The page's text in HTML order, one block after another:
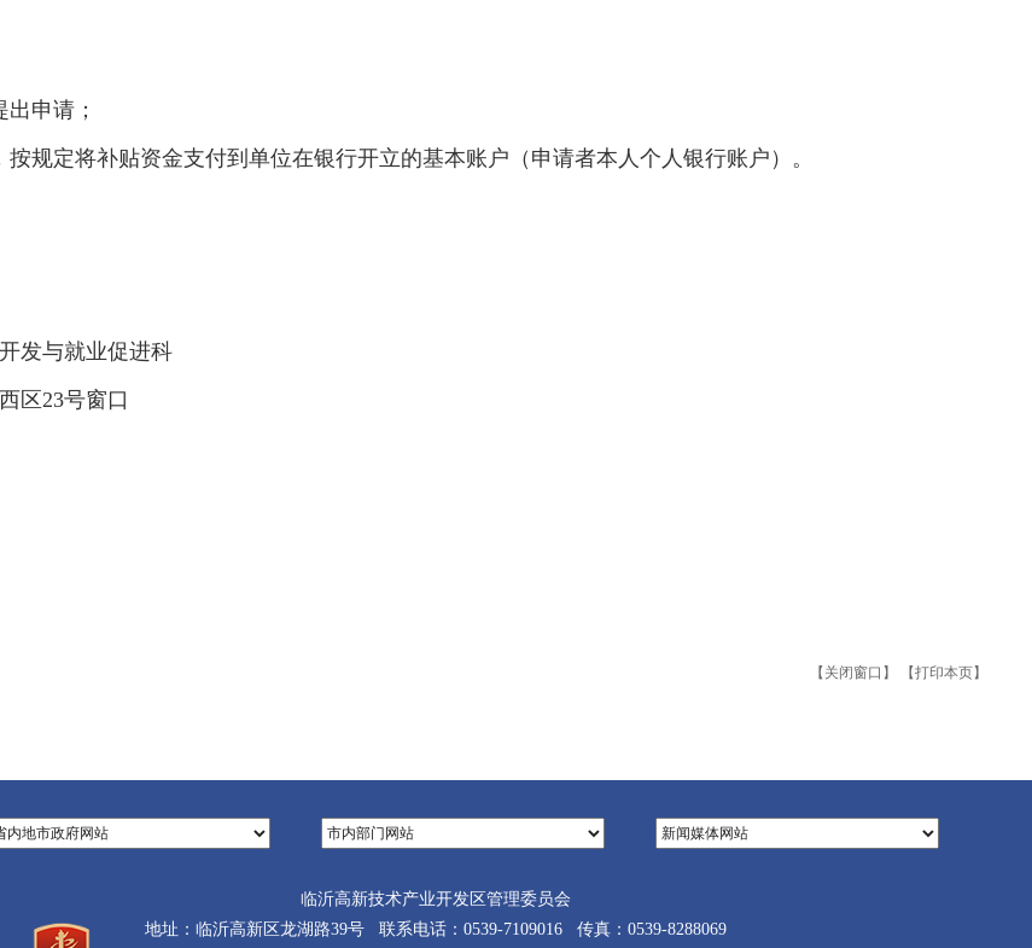
申请；
规定将补贴资金支付到单位在银行开立的基本账户（申请者本人个人银行账户）。
发与就业促进科
区23号窗口
【关闭窗口】 【打印本页】
临沂高新技术产业开发区管理委员会
地址：临沂高新区龙湖路39号 联系电话：0539-7109016 传真：0539-8288069